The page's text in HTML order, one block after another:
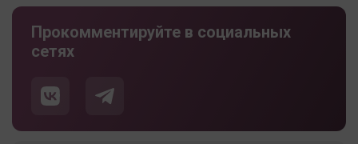
Прокомментируйте в социальных
сетях